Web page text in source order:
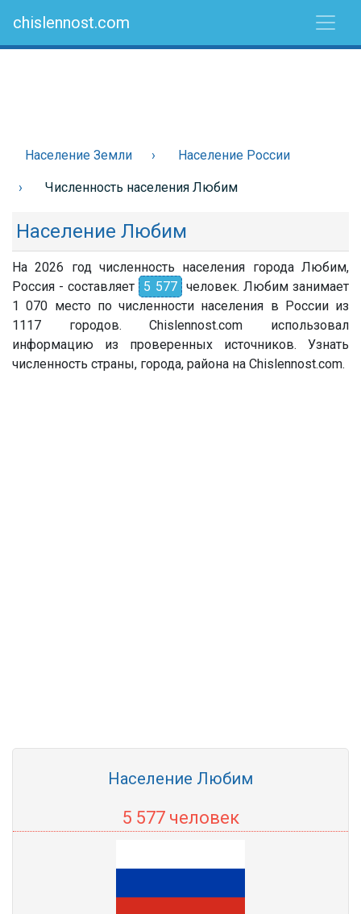
chislennost.com
Население Земли Население России
Численность населения Любим
Население Любим
На 2026 год численность населения города Любим,
Россия - составляет 5 577 человек. Любим занимает
1 070 место по численности населения в России из
1117 городов. Chislennost.com использовал
информацию из проверенных источников. Узнать
численность страны, города, района на Chislennost.com.
Население Любим
5 577 человек